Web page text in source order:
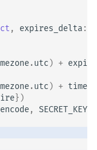
, expires_delta :
.utc ) +
.utc ) +
})
, SECRET_KEY